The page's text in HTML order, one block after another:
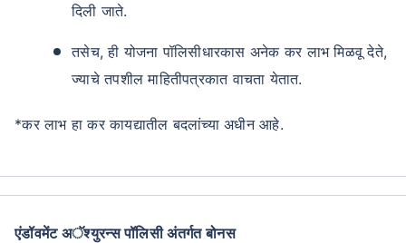
दिली जाते.
तसेच, ही योजना पॉलिसीधारकास अनेक कर लाभ मिळवू देते,
ज्याचे तपशील माहितीपत्रकात वाचता येतात.
*कर लाभ हा कर कायद्यातील बदलांच्या अधीन आहे.
एंडॉवमेंट अॅश्युरन्स पॉलिसी अंतर्गत बोनस